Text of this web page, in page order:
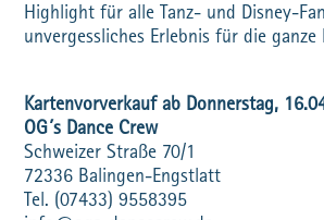
Highlight für alle Tanz- und Disney-
unvergessliches Erlebnis für die ganze
Kartenvorverkauf ab Donnerstag,
OG´s Dance Crew
Schweizer Straße 70/1
72336 Balingen-Engstlatt
Tel. (07433) 9558395